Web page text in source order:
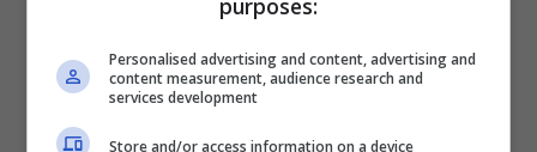
purposes:
Personalised advertising and content, advertising and
content measurement, audience research and
services development
Store and/or access information on a device